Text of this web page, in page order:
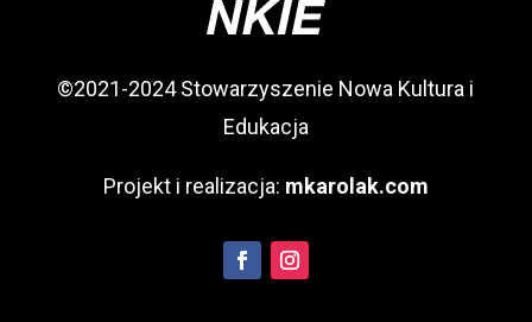
©2021-2024 Stowarzyszenie Nowa Kultura i
Edukacja
Projekt i realizacja: mkarolak.com